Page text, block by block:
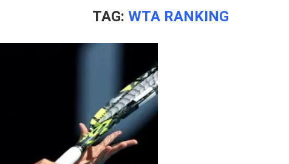
TAG: WTA RANKING